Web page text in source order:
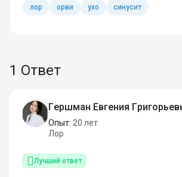
лор орви ухо синусит
1 Ответ
Гершман Евгения
Опыт: 20 лет
Лор
Лучший ответ